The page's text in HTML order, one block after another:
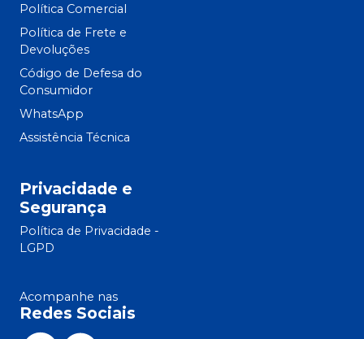
Política Comercial
Política de Frete e
Devoluções
Código de Defesa do
Consumidor
WhatsApp
Assistência Técnica
Privacidade e
Segurança
Política de Privacidade -
LGPD
Acompanhe nas
Redes Sociais